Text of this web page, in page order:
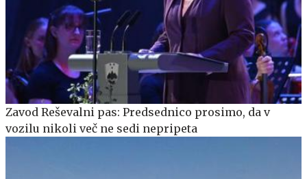
Zavod Reševalni pas: Predsednico prosimo, da v
vozilu nikoli več ne sedi nepripeta